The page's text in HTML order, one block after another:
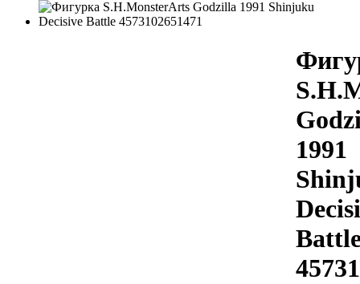
1991